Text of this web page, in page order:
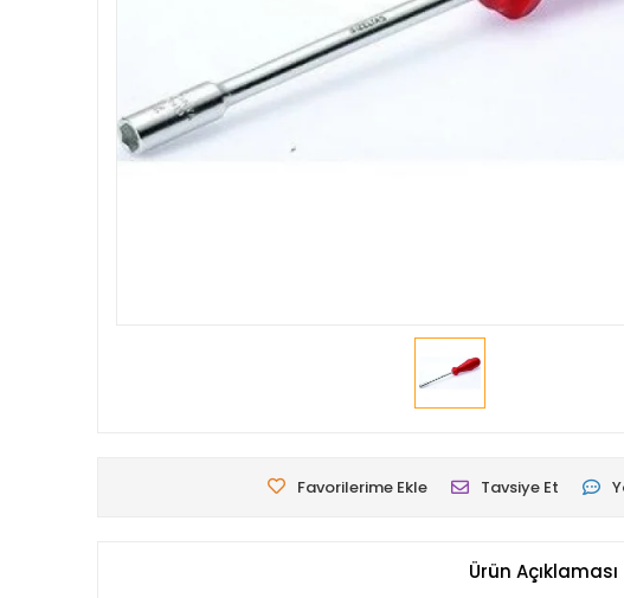
Favorilerime Ekle Tavsiye Et
Ürün Açıklaması